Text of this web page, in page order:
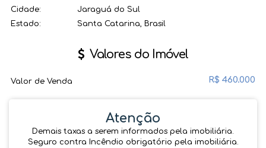
Cidade:
Jaraguá do Sul
Estado:
Santa Catarina, Brasil
Valores do Imóvel
R$ 460.000
Valor de Venda
Atenção
Demais taxas a serem informados pela imobiliária.
Seguro contra Incêndio obrigatório pela imobiliária.